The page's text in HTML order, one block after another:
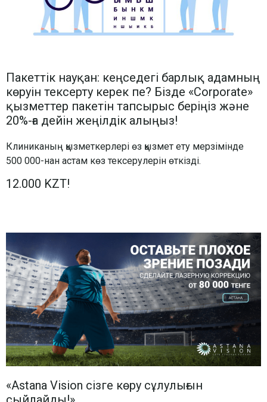
Пакеттік науқан: кеңседегі барлық адамның
көруін тексерту керек пе? Бізде «Corporate»
қызметтер пакетін тапсырыс беріңіз және
20%-ға дейін жеңілдік алыңыз!
Клиниканың қызметкерлері өз қызмет ету мерзімінде
500 000-нан астам көз тексерулерін өткізді.
12.000 KZT!
«Astana Vision сізге көру сұлулығын